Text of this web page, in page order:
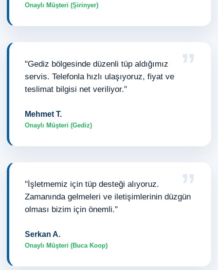
Onaylı Müşteri (Şirinyer)
”
"Gediz bölgesinde düzenli tüp aldığımız
servis. Telefonla hızlı ulaşıyoruz, fiyat ve
teslimat bilgisi net veriliyor."
Mehmet T.
Onaylı Müşteri (Gediz)
”
"İşletmemiz için tüp desteği alıyoruz.
Zamanında gelmeleri ve iletişimlerinin düzgün
olması bizim için önemli."
Serkan A.
Onaylı Müşteri (Buca Koop)